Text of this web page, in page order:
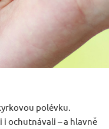
polévku.
ochutnávali – a hlavně